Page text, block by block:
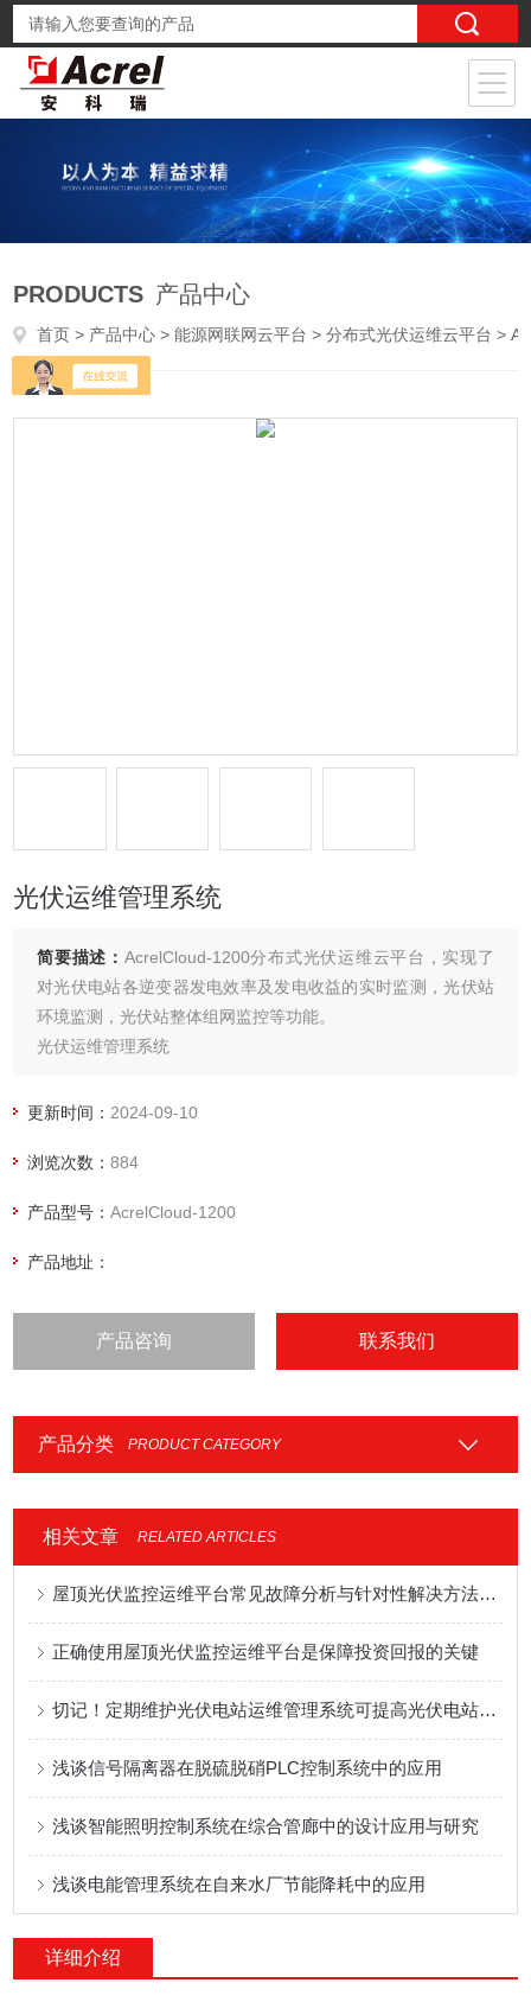
PRODUCTS 产品中心
首页 > 产品中心 >能源网联网云平台 >分布式光伏运维云平台 > AcrelCloud-1200光伏运维管理系统
光伏运维管理系统
简要描述： AcrelCloud-1200分布式光伏运维云平台，实现了
对光伏电站各逆变器发电效率及发电收益的实时监测，光伏站
环境监测，光伏站整体组网监控等功能。
光伏运维管理系统
更新时间： 2024-09-10
浏览次数：884
产品型号：AcrelCloud-1200
产品地址：
产品咨询 联系我们
产品分类 PRODUCT CATEGORY
相关文章 RELATED ARTICLES
屋顶光伏监控运维平台常见故障分析与针对性解决方法分享
正确使用屋顶光伏监控运维平台是保障投资回报的关键
切记！定期维护光伏电站运维管理系统可提高光伏电站的经济效益
浅谈信号隔离器在脱硫脱硝PLC控制系统中的应用
浅谈智能照明控制系统在综合管廊中的设计应用与研究
浅谈电能管理系统在自来水厂节能降耗中的应用
详细介绍